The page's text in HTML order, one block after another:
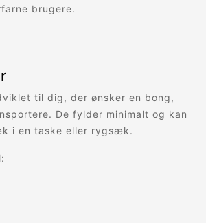
brugere.
til dig, der ønsker en bong,
De fylder minimalt og kan
i en taske eller rygsæk.